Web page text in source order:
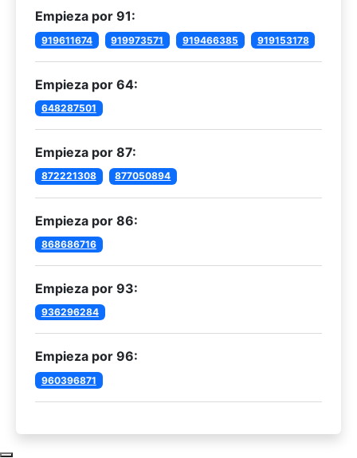
Empieza por 91:
919611674 919973571 919466385 919153178
Empieza por 64:
648287501
Empieza por 87:
872221308 877050894
Empieza por 86:
868686716
Empieza por 93:
936296284
Empieza por 96:
960396871